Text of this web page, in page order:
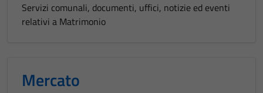
Servizi comunali, documenti, uffici, notizie ed eventi
relativi a Matrimonio
Mercato